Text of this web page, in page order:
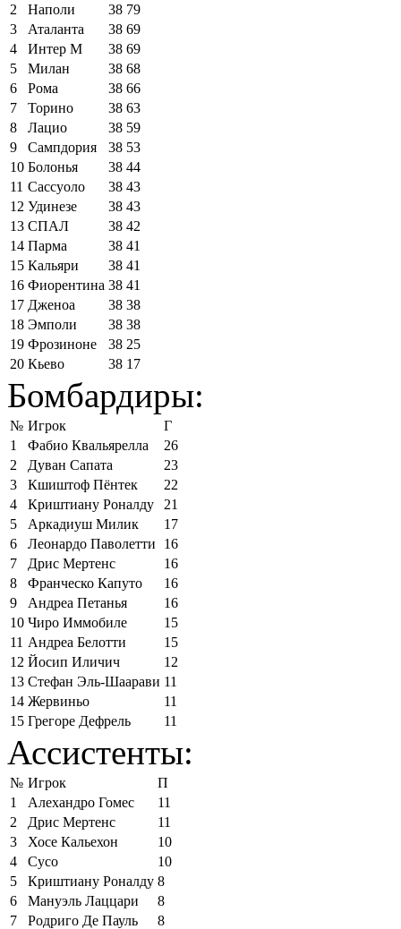
2
Наполи 38 79
3
Аталанта 38 69
4
Интер М 38 69
5
Милан 38 68
6
Рома 38 66
7
Торино 38 63
8
Лацио 38 59
9
Сампдория 38 53
10 Болонья 38 44
11 Сассуоло 38 43
12 Удинезе 38 43
13 СПАЛ 38 42
14 Парма 38 41
15 Кальяри 38 41
16 Фиорентина 38 41
17 Дженоа 38 38
18 Эмполи 38 38
19 Фрозиноне 38 25
20 Кьево 38 17
Бомбардиры:
№ Игрок
Г
1
Фабио Квальярелла
26
2
Дуван Сапата
23
3
Кшиштоф Пёнтек
22
4
Криштиану Роналду
21
5
Аркадиуш Милик
17
6
Леонардо Паволетти
16
7
Дрис Мертенс
16
8
Франческо Капуто
16
9
Андреа Петанья
16
10 Чиро Иммобиле
15
11 Андреа Белотти
15
12 Йосип Иличич
12
13 Стефан Эль-Шаарави 11
14 Жервиньо
11
15 Грегоре Дефрель 11
Ассистенты:
№ Игрок
П
1
Алехандро Гомес
11
2
Дрис Мертенс
11
3
Хосе Кальехон
10
4
Сусо
10
5
Криштиану Роналду 8
6
Мануэль Лаццари
8
7
Родриго Де Пауль
8